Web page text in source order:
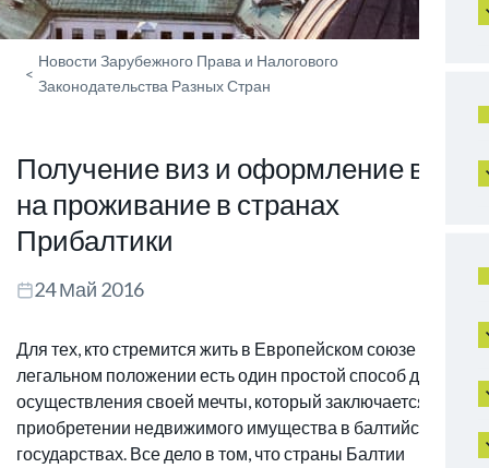
<
Новости Зарубежного Права и Налогового
Законодательства Разных Стран
Получение виз и оформление вида
на проживание в странах
Прибалтики
24 Май 2016
Для тех, кто стремится жить в Европейском союзе на
легальном положении есть один простой способ для
осуществления своей мечты, который заключается в
приобретении недвижимого имущества в балтийских
государствах. Все дело в том, что страны Балтии